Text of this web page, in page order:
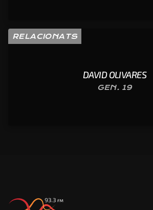
RELACIONATS
DAVID OLIVARES
GEN. 19